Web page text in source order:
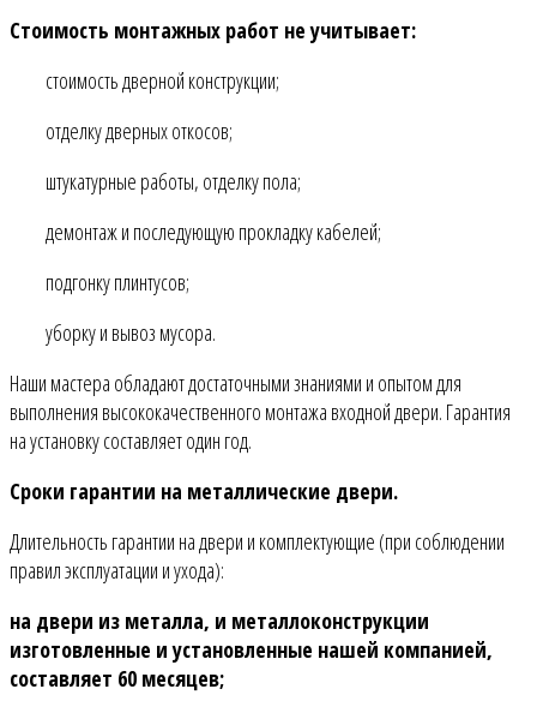
Стоимость монтажных работ не учитывает:
стоимость дверной конструкции;
отделку дверных откосов;
штукатурные работы, отделку пола;
демонтаж и последующую прокладку кабелей;
подгонку плинтусов;
уборку и вывоз мусора.
Наши мастера обладают достаточными знаниями и опытом для
выполнения высококачественного монтажа входной двери. Гарантия
на установку составляет один год.
Сроки гарантии на металлические двери.
Длительность гарантии на двери и комплектующие (при соблюдении
правил эксплуатации и ухода):
на двери из металла, и металлоконструкции
изготовленные и установленные нашей компанией,
составляет 60 месяцев;